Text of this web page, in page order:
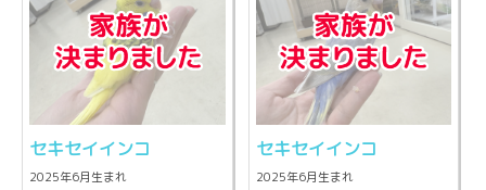
セキセイインコ
2025年6月生まれ
セキセイインコ
2025年6月生まれ